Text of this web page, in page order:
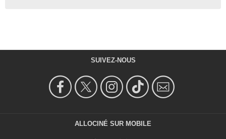
SUIVEZ-NOUS
ALLOCINÉ SUR MOBILE